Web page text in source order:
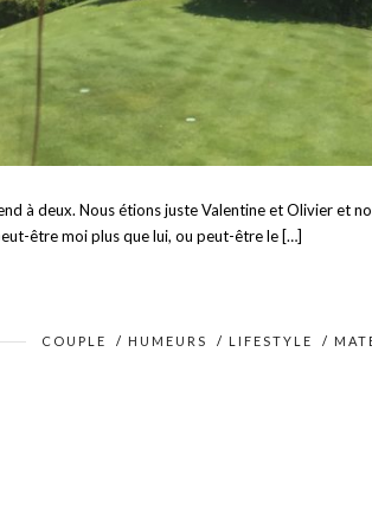
à deux. Nous étions juste Valentine et Olivier et
être moi plus que lui, ou peut-être le […]
COUPLE / HUMEURS / LIFESTYLE /